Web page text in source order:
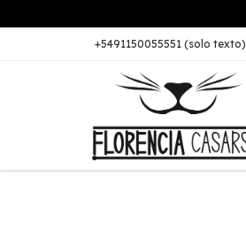
+5491150055551 (solo texto)